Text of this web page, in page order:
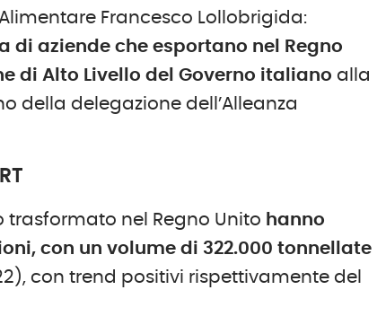
Francesco Lollobrigida:
di aziende che esportano nel Regno
di Alto Livello del Governo italianoalla
della delegazione dell’Alleanza
trasformato nel Regno Unito hanno
con un volume di 322.000 tonnellate
con trend positivi rispettivamente del